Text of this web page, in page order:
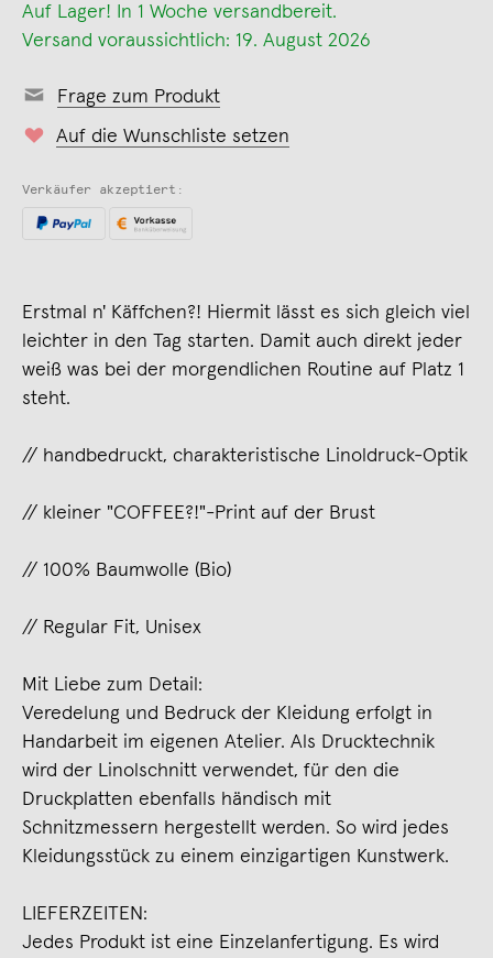
Auf Lager! In 1 Woche versandbereit.
Versand voraussichtlich: 19. August 2026
Frage zum Produkt
Auf die Wunschliste setzen
Verkäufer akzeptiert:
Erstmal n' Käffchen?! Hiermit lässt es sich gleich viel
leichter in den Tag starten. Damit auch direkt jeder
weiß was bei der morgendlichen Routine auf Platz 1
steht.
// handbedruckt, charakteristische Linoldruck-Optik
// kleiner "COFFEE?!"-Print auf der Brust
// 100% Baumwolle (Bio)
// Regular Fit, Unisex
Mit Liebe zum Detail:
Veredelung und Bedruck der Kleidung erfolgt in
Handarbeit im eigenen Atelier. Als Drucktechnik
wird der Linolschnitt verwendet, für den die
Druckplatten ebenfalls händisch mit
Schnitzmessern hergestellt werden. So wird jedes
Kleidungsstück zu einem einzigartigen Kunstwerk.
LIEFERZEITEN:
Jedes Produkt ist eine Einzelanfertigung. Es wird